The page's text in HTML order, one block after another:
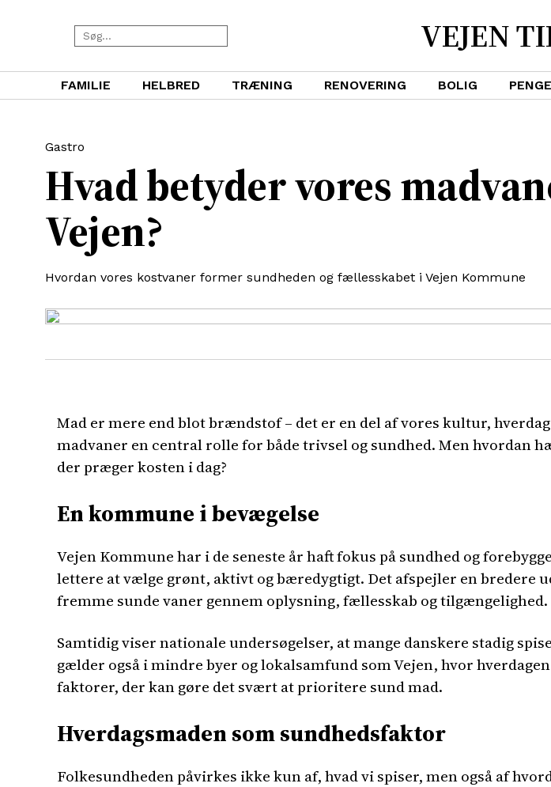
VEJEN
FAMILIE HELBRED TRÆNING RENOVERING BOLIG PENGE
Hvad betyder vores
Vejen?
Hvordan vores kostvaner former sundheden og fællesskabet i Vejen Kommune
Gastro
Mad er mere end blot brændstof – det er en del af vores kultur,
madvaner en central rolle for både trivsel og sundhed. Men hvordan
der præger kosten i dag?
En kommune i bevægelse
Vejen Kommune har i de seneste år haft fokus på sundhed og
lettere at vælge grønt, aktivt og bæredygtigt. Det afspejler en
fremme sunde vaner gennem oplysning, fællesskab og tilgængelighed.
Samtidig viser nationale undersøgelser, at mange danskere stadig
gælder også i mindre byer og lokalsamfund som Vejen, hvor
faktorer, der kan gøre det svært at prioritere sund mad.
Hverdagsmaden som sundhedsfaktor
Folkesundheden påvirkes ikke kun af, hvad vi spiser, men også af